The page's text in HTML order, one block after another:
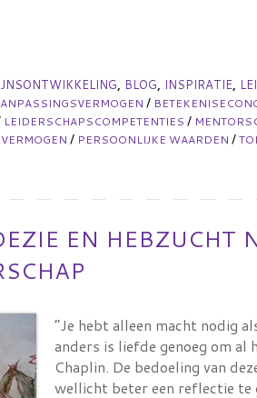
, BLOG, INSPIRATIE,
/
LEIDERSCHAPSCOMPETENTIES /
/ PERSOONLIJKE WAARDEN /
EN HEBZUCHT
“Je hebt alleen macht nodig
anders is liefde genoeg om al
Chaplin. De bedoeling van
wellicht beter een reflectie te